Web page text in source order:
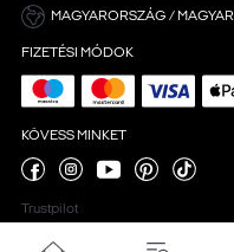
MAGYARORSZÁG / MAGYAR
FIZETÉSI MÓDOK
KÖVESS MINKET
Trustpilot